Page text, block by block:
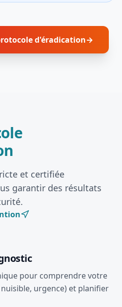
d'éradication→
et certifiée
garantir des résultats
pour comprendre votre
urgence) et planifier